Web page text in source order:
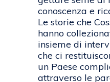
conoscenza e
Le storie che
hanno
insieme di
che ci
un Paese
attraverso le